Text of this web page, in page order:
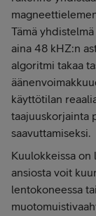
Tämä
aina 48 kHZ:n
algoritmi takaa
käyttötilan
taajuuskorjainta
saavuttamiseksi.
Kuulokkeissa on
ansiosta voit
lentokoneessa